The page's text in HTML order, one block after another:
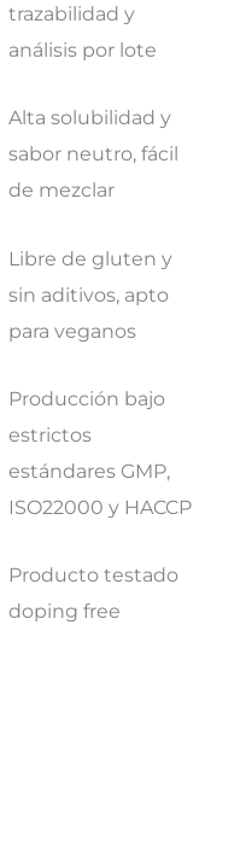
trazabilidad y
análisis por lote
Alta solubilidad y
sabor neutro, fácil
de mezclar
Libre de gluten y
sin aditivos, apto
para veganos
Producción bajo
estrictos
estándares GMP,
ISO22000 y HACCP
Producto testado
doping free